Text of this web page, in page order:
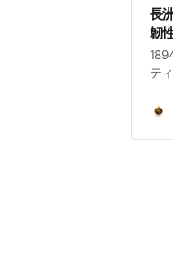
長
韌
テ